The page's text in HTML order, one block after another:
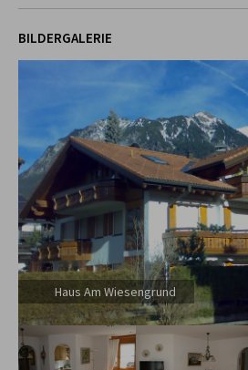
BILDERGALERIE
Haus Am Wiesengrund